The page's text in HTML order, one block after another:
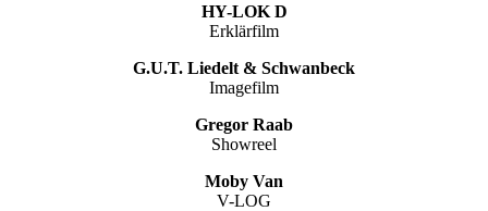
HY-LOK D
Erklärfilm
G.U.T. Liedelt & Schwanbeck
Imagefilm
Gregor Raab
Showreel
Moby Van
V-LOG